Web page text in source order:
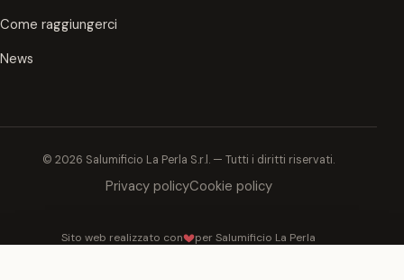
Come raggiungerci
News
© 2026 Salumificio La Perla S.r.l. — Tutti i diritti riservati.
Privacy policyCookie policy
Sito web realizzato con per Salumificio La Perla